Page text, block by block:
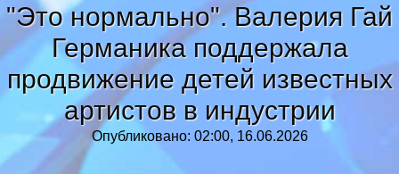
"Это нормально". Валерия Гай
Германика поддержала
продвижение детей известных
артистов в индустрии
Опубликовано: 02:00, 16.06.2026
Тренды новостей»
Рубрики»
Правила »